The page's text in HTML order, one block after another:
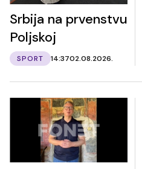
Srbija na prvenstvu
Poljskoj
SPORT 14:3702.08.2026.